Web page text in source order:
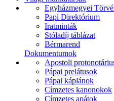
Egyházmegyei
Papi Direktórium
Iratminták
Stóladíj táblázat
Bérmarend
Dokumentumok
Apostoli
Pápai prelátusok
Pápai káplánok
Címzetes kanonokok
Címzetes apátok